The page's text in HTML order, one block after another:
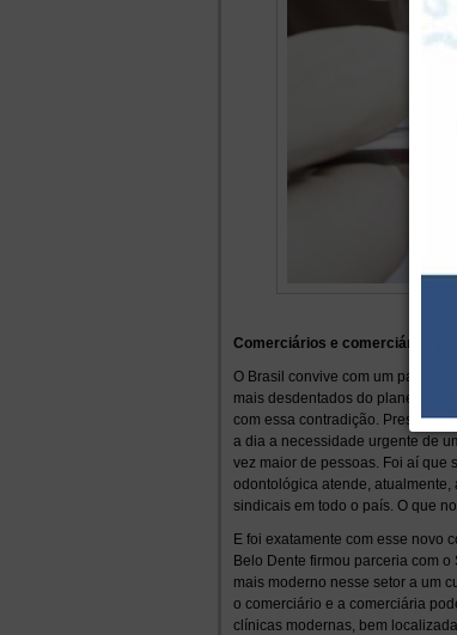
Comerciários e comerciárias
O Brasil convive com um
mais desdentados do planeta
com essa contradição. Prestava
a dia a necessidade urgente de
vez maior de pessoas. Foi aí que
odontológica atende,
sindicais em todo o país. O que
E foi exatamente com esse novo
Belo Dente firmou parceria com
mais moderno nesse setor a um
o comerciário e a comerciária
clínicas modernas, bem